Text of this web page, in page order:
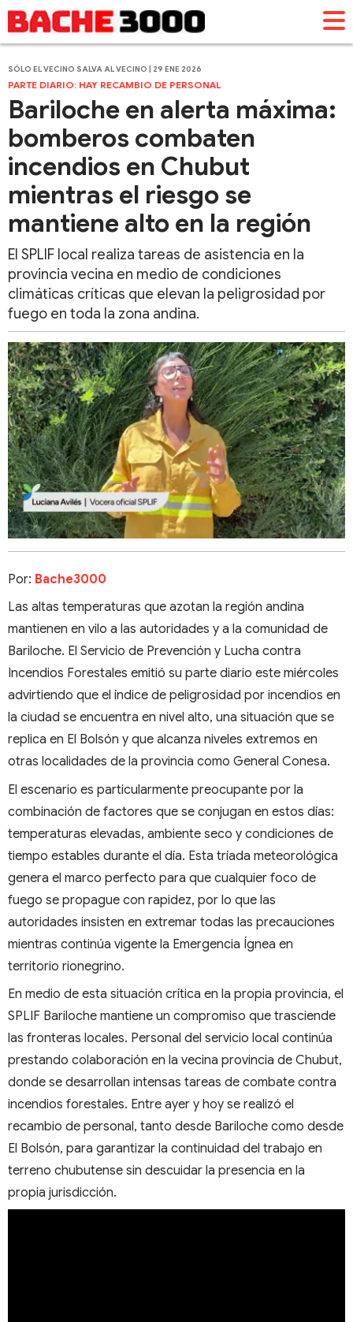
SÓLO EL VECINO SALVA AL VECINO | 29 ENE 2026
PARTE DIARIO: HAY RECAMBIO DE PERSONAL
Bariloche en alerta máxima:
bomberos combaten
incendios en Chubut
mientras el riesgo se
mantiene alto en la región
El SPLIF local realiza tareas de asistencia en la
provincia vecina en medio de condiciones
climáticas críticas que elevan la peligrosidad por
fuego en toda la zona andina.
Por: Bache3000
Las altas temperaturas que azotan la región andina
mantienen en vilo a las autoridades y a la comunidad de
Bariloche. El Servicio de Prevención y Lucha contra
Incendios Forestales emitió su parte diario este miércoles
advirtiendo que el índice de peligrosidad por incendios en
la ciudad se encuentra en nivel alto, una situación que se
replica en El Bolsón y que alcanza niveles extremos en
otras localidades de la provincia como General Conesa.
El escenario es particularmente preocupante por la
combinación de factores que se conjugan en estos días:
temperaturas elevadas, ambiente seco y condiciones de
tiempo estables durante el día. Esta tríada meteorológica
genera el marco perfecto para que cualquier foco de
fuego se propague con rapidez, por lo que las
autoridades insisten en extremar todas las precauciones
mientras continúa vigente la Emergencia Ígnea en
territorio rionegrino.
En medio de esta situación crítica en la propia provincia, el
SPLIF Bariloche mantiene un compromiso que trasciende
las fronteras locales. Personal del servicio local continúa
prestando colaboración en la vecina provincia de Chubut,
donde se desarrollan intensas tareas de combate contra
incendios forestales. Entre ayer y hoy se realizó el
recambio de personal, tanto desde Bariloche como desde
El Bolsón, para garantizar la continuidad del trabajo en
terreno chubutense sin descuidar la presencia en la
propia jurisdicción.